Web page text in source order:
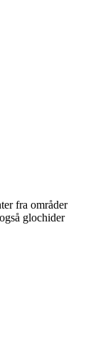
fra områder
glochider